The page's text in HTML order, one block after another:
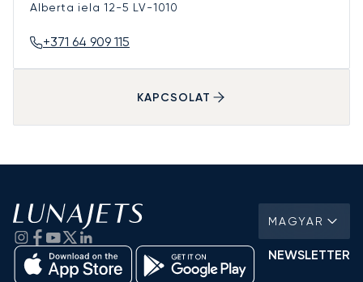
Alberta iela 12-5 LV-1010
+371 64 909 115
KAPCSOLAT
MAGYAR
NEWSLETTER